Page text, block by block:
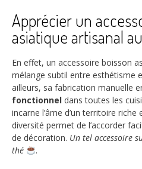
Apprécier un
asiatique artisanal
En effet, un accessoire boisson
mélange subtil entre esthétisme
ailleurs, sa fabrication manuelle
fonctionnel dans toutes les
incarne l’âme d’un territoire
diversité permet de l’accorder
de décoration. Un tel accessoire
thé
.